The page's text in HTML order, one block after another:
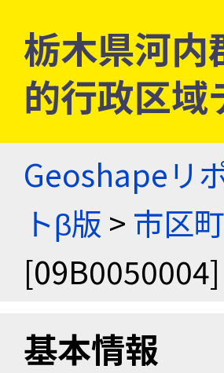
栃木県河
的行政区
Geoshapeリ
トβ版 > 市区
[09B0050004]
基本情報